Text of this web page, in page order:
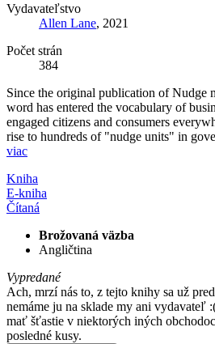
Vydavateľstvo
Allen Lane, 2021
Počet strán
384
Since the original publication of Nudge
word has entered the vocabulary of
engaged citizens and consumers
rise to hundreds of "nudge units" in
viac
Kniha
E-kniha
Čítaná
Brožovaná väzba
Angličtina
Vypredané
Ach, mrzí nás to, z tejto knihy sa už
nemáme ju na sklade my ani vydavateľ
mať šťastie v niektorých iných
posledné kusy.